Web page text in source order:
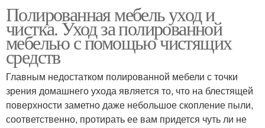
Полированная мебель уход и
чистка. Уход за полированной
мебелью с помощью чистящих
средств
Главным недостатком полированной мебели с точки
зрения домашнего ухода является то, что на блестящей
поверхности заметно даже небольшое скопление пыли,
соответственно, протирать ее вам придется чуть ли не